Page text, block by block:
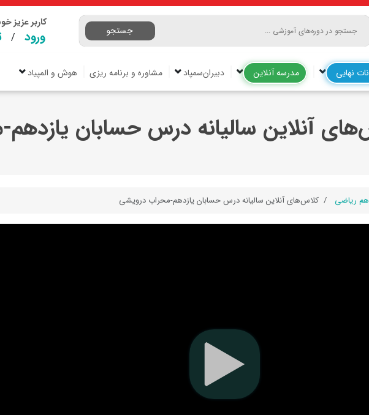
جستجو
کاربر عزیز
ورود /
نهایی مدرسه آنلاین دبیران‌سمپاد مشاوره و برنامه ریزی هوش و المپیاد
آنلاین سالیانه درس حسابان
ریاضی کلاس‌های آنلاین سالیانه درس حسابان یازدهم-محراب درویشی